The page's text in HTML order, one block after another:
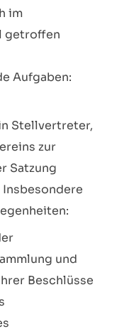
im
getroffen
Aufgaben:
Stellvertreter,
zur
Satzung
und
Beschlüsse